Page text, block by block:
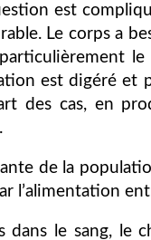
est
Le corps a
particulièrement
est digéré et
des cas, en
de la
l’alimentation
dans le sang, le